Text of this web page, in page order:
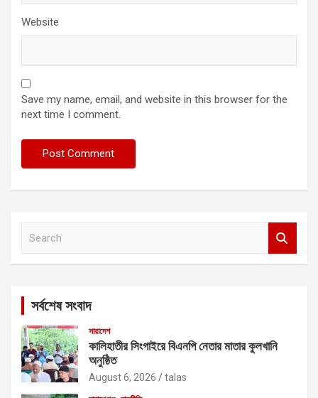
Website
Save my name, email, and website in this browser for the
next time I comment.
সর্বশেষ সংবাদ
সারাদেশ
কালিহাতীর সিংগাইরে বিএনপি নেতার মাতার কুলখানি
অনুষ্ঠিত
August 6, 2026 talas